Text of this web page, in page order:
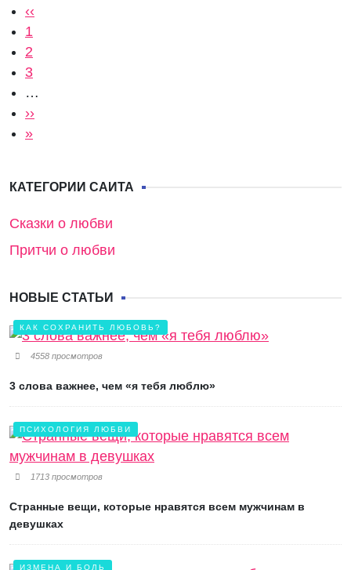
Предыдущая страница
‹‹
Страница
1
Текущая страница
2
Страница
3
…
Следующая страница
››
Последняя страница
»
КАТЕГОРИИ САЙТА
Сказки о любви
Притчи о любви
НОВЫЕ СТАТЬИ
КАК СОХРАНИТЬ ЛЮБОВЬ?
4558 просмотров
3 слова важнее, чем «я тебя люблю»
ПСИХОЛОГИЯ ЛЮБВИ
1713 просмотров
Странные вещи, которые нравятся всем мужчинам в
девушках
ИЗМЕНА И БОЛЬ